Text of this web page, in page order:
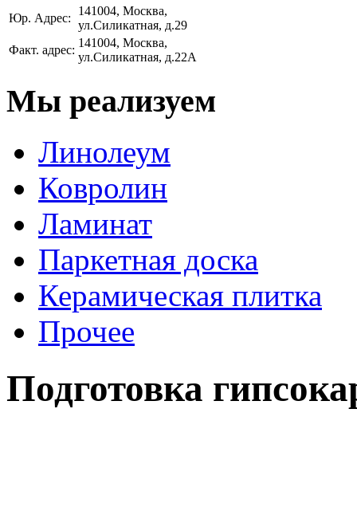
Юр. Адрес:
141004, Москва,
ул.Силикатная, д.29
Факт. адрес:
141004, Москва,
ул.Силикатная, д.22А
Мы реализуем
Линолеум
Ковролин
Ламинат
Паркетная доска
Керамическая плитка
Прочее
Подготовка